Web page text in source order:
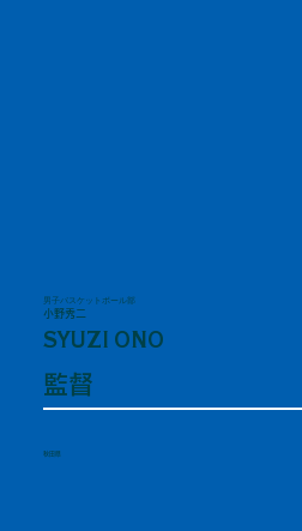
男子バスケットボール部
小野秀二
SYUZI ONO
監督
秋田県